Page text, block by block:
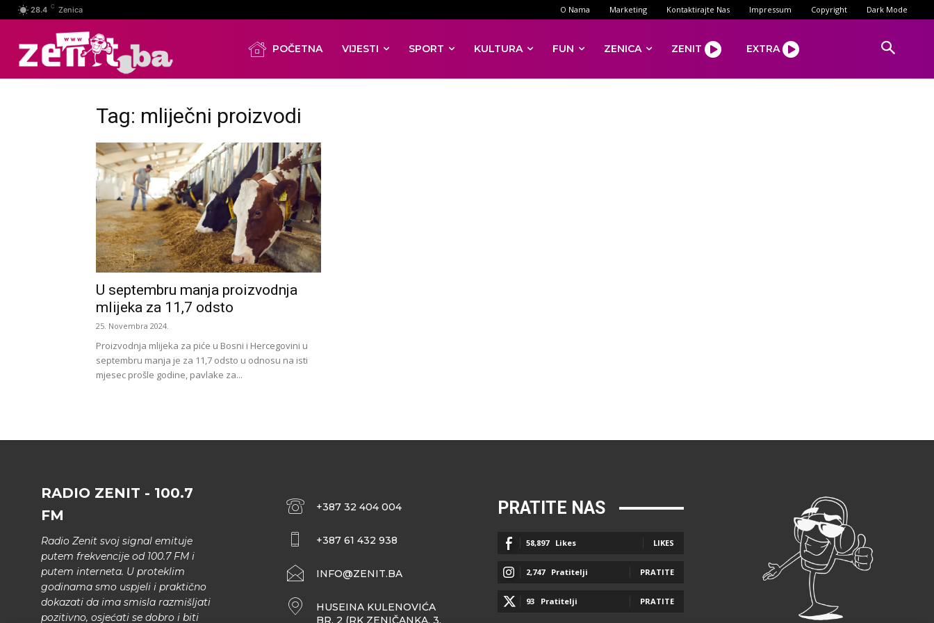
28.4 C Zenica O Nama Marketing Kontaktirajte Nas Impressum Copyright Dark Mode
POČETNA VIJESTI SPORT KULTURA FUN ZENICA ZENIT EXTRA
Tag: mliječni proizvodi
U septembru manja proizvodnja
mlijeka za 11,7 odsto
25. Novembra 2024.
Proizvodnja mlijeka za piće u Bosni i Hercegovini u
septembru manja je za 11,7 odsto u odnosu na isti
mjesec prošle godine, pavlake za...
RADIO ZENIT - 100.7
FM
Radio Zenit svoj signal emituje
putem frekvencije od 100.7 FM i
putem interneta. U proteklim
godinama smo uspjeli i praktično
dokazati da ima smisla razmišljati
pozitivno, osjećati se dobro i biti
+387 32 404 004
+387 61 432 938
INFO@ZENIT.BA
HUSEINA KULENOVIĆA
BR. 2 (RK ZENIČANKA, 3.
PRATITE NAS
58,897 Likes LIKES
2,747 Pratitelji PRATITE
93 Pratitelji PRATITE